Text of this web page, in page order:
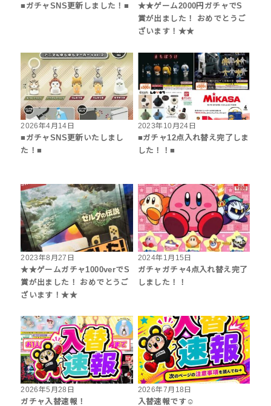
■ガチャSNS更新しました！■
★★ゲーム2000円ガチャでS
賞が出ました！ おめでとうご
ざいます！★★
2026年4月14日
■ガチャSNS更新いたしまし
た！■
2023年10月24日
■ガチャ12点入れ替え完了しま
した！！■
2023年8月27日
★★ゲームガチャ1000verでS
賞が出ました！ おめでとうご
ざいます！★★
2024年1月15日
ガチャガチャ4点入れ替え完了
しました！！
2026年5月28日
ガチャ入替速報！
2026年7月18日
入替速報です☺︎